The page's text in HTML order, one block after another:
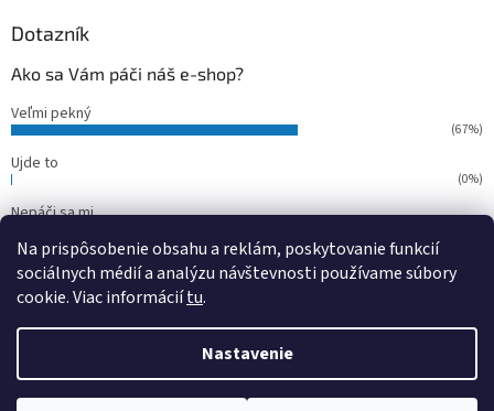
Na prispôsobenie obsahu a reklám, poskytovanie funkcií
sociálnych médií a analýzu návštevnosti používame súbory
cookie. Viac informáciítu.
Nastavenie
Dotazník
Ako sa Vám páči náš e-shop?
Veľmi pekný
(67%)
Ujde to
(0%)
Nepáči sa mi
Počet hlasov:15
Copyright 2026outdoorfish. Všetky práva vyhradené.Upraviť